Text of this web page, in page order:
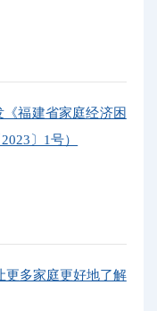
福建省家庭经济困
〕1号）
更多家庭更好地了解